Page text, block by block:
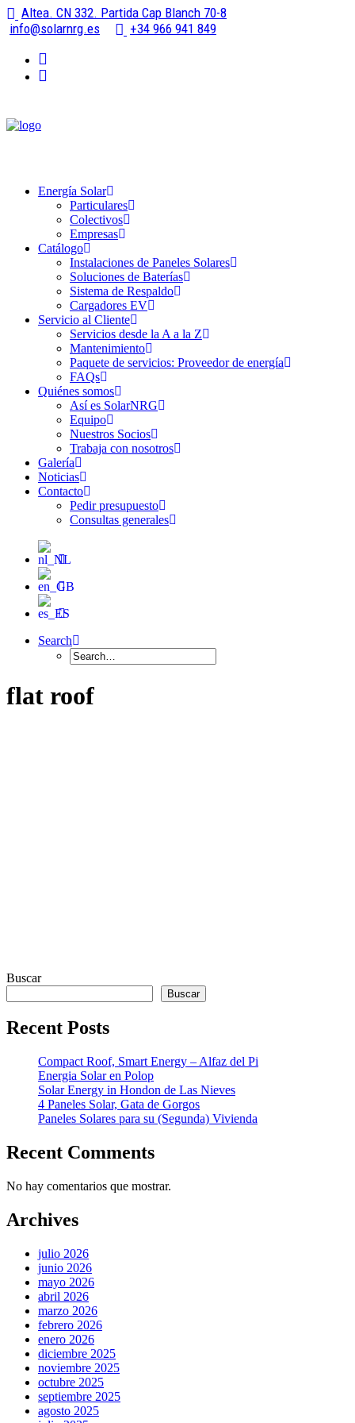
Altea. CN 332. Partida Cap Blanch 70-8
info@solarnrg.es
+34 966 941 849
Energía Solar
Particulares
Colectivos
Empresas
Catálogo
Instalaciones de Paneles Solares
Soluciones de Baterías
Sistema de Respaldo
Cargadores EV
Servicio al Cliente
Servicios desde la A a la Z
Mantenimiento
Paquete de servicios: Proveedor de energía
FAQs
Quiénes somos
Así es SolarNRG
Equipo
Nuestros Socios
Trabaja con nosotros
Galería
Noticias
Contacto
Pedir presupuesto
Consultas generales
Search
flat roof
Buscar
Buscar
Recent Posts
Compact Roof, Smart Energy – Alfaz del Pi
Energia Solar en Polop
Solar Energy in Hondon de Las Nieves
4 Paneles Solar, Gata de Gorgos
Paneles Solares para su (Segunda) Vivienda
Recent Comments
No hay comentarios que mostrar.
Archives
julio 2026
junio 2026
mayo 2026
abril 2026
marzo 2026
febrero 2026
enero 2026
diciembre 2025
noviembre 2025
octubre 2025
septiembre 2025
agosto 2025